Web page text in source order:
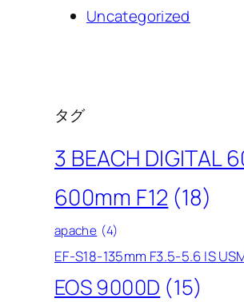
Uncategorized
タグ
3 BEACH DIGITAL
600mm F12 (18)
apache (4)
EF-S18-135mm F3.5-5.6 IS
EOS 9000D (15)